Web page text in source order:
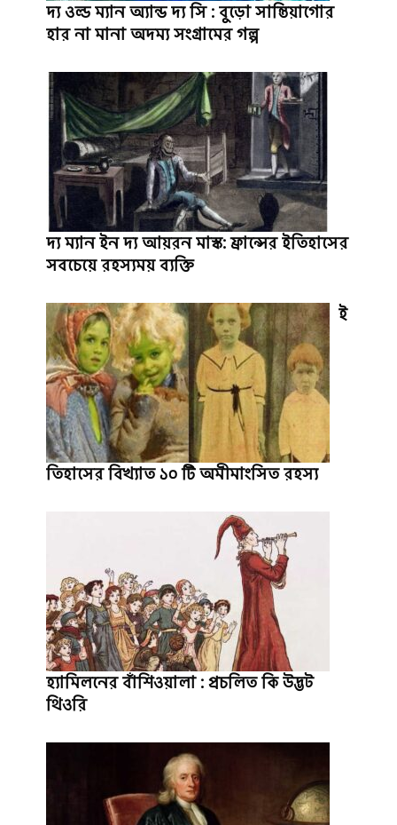
দ্য ওল্ড ম্যান অ্যান্ড দ্য সি : বুড়ো সান্তিয়াগোর
হার না মানা অদম্য সংগ্রামের গল্প
দ্য ম্যান ইন দ্য আয়রন মাস্ক: ফ্রান্সের ইতিহাসের
সবচেয়ে রহস্যময় ব্যক্তি
ই
তিহাসের বিখ্যাত ১০ টি অমীমাংসিত রহস্য
হ্যামিলনের বাঁশিওয়ালা : প্রচলিত কি উদ্ভট
থিওরি